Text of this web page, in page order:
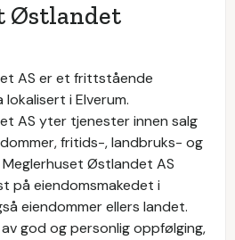
Østlandet
AS er et frittstående
i Elverum.
AS yter tjenester innen salg
fritids-, landbruks- og
Østlandet AS
på eiendomsmakedet i
eiendommer ellers landet.
god og personlig oppfølging,